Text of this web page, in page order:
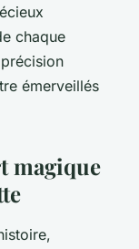
chaque
émerveillés
magique